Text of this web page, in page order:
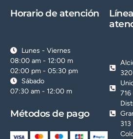
Horario de atención
Lunes - Viernes
08:00 am - 12:00 m
02:00 pm - 05:30 pm
Sábado
07:30 am - 12:00 m
Métodos de pago
716